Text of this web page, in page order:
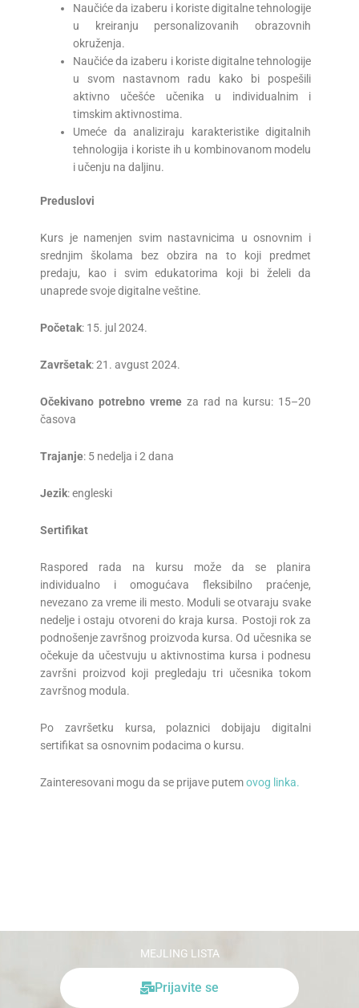
Naučiće da izaberu i koriste digitalne tehnologije
u kreiranju personalizovanih obrazovnih
okruženja.
Naučiće da izaberu i koriste digitalne tehnologije
u svom nastavnom radu kako bi pospešili
aktivno učešće učenika u individualnim i
timskim aktivnostima.
Umeće da analiziraju karakteristike digitalnih
tehnologija i koriste ih u kombinovanom modelu
i učenju na daljinu.
Preduslovi
Kurs je namenjen svim nastavnicima u osnovnim i
srednjim školama bez obzira na to koji predmet
predaju, kao i svim edukatorima koji bi želeli da
unaprede svoje digitalne veštine.
Početak: 15. jul 2024.
Završetak: 21. avgust 2024.
Očekivano potrebno vreme za rad na kursu: 15–20
časova
Trajanje: 5 nedelja i 2 dana
Jezik: engleski
Sertifikat
Raspored rada na kursu može da se planira
individualno i omogućava fleksibilno praćenje,
nevezano za vreme ili mesto. Moduli se otvaraju svake
nedelje i ostaju otvoreni do kraja kursa. Postoji rok za
podnošenje završnog proizvoda kursa. Od učesnika se
očekuje da učestvuju u aktivnostima kursa i podnesu
završni proizvod koji pregledaju tri učesnika tokom
završnog modula.
Po završetku kursa, polaznici dobijaju digitalni
sertifikat sa osnovnim podacima o kursu.
Zainteresovani mogu da se prijave putemovog linka.
MEJLING LISTA
Prijavite se